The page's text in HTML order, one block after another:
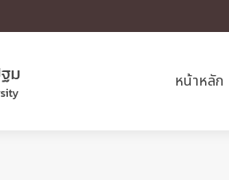
หน้าหลัก